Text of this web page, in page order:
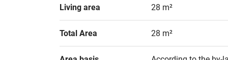
Living area 28 m²
Total Area 28 m²